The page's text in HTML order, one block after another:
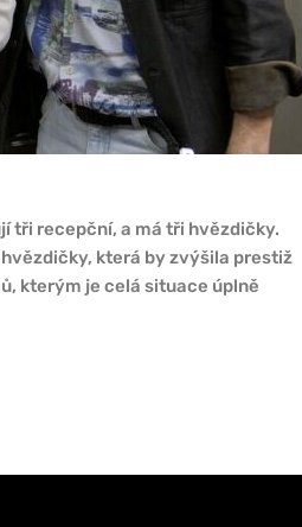
tři recepční, a má tři hvězdičky.
která by zvýšila prestiž
kterým je celá situace úplně